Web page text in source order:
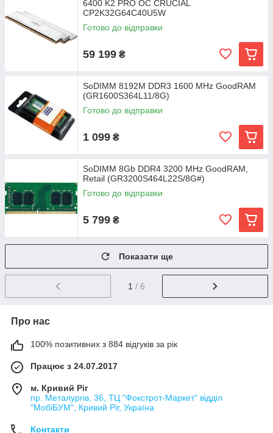
6400 K2 PRO OC CRUCIAL
CP2K32G64C40U5W
Готово до відправки
59 199 ₴
SoDIMM 8192M DDR3 1600 MHz GoodRAM
(GR1600S364L11/8G)
Готово до відправки
1 099 ₴
SoDIMM 8Gb DDR4 3200 MHz GoodRAM,
Retail (GR3200S464L22S/8G#)
Готово до відправки
5 799 ₴
Показати ще
1 / 6
Про нас
100% позитивних з 884 відгуків за рік
Працює з 24.07.2017
м. Кривий Ріг
пр. Металургів, 36, ТЦ "Фокстрот-Маркет" відділ
"МобіБУМ", Кривий Ріг, Україна
Контакти